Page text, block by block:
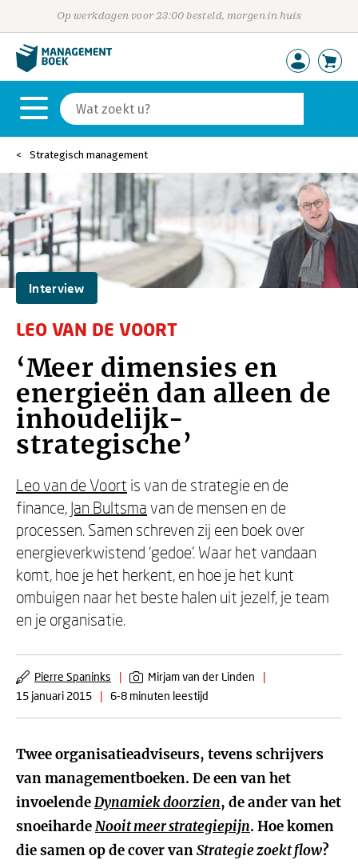
Op werkdagen voor 23:00 besteld, morgen in huis
Strategisch management
Interview
LEO VAN DE VOORT
‘Meer dimensies en
energieën dan alleen de
inhoudelijk-
strategische’
Leo van de Voort is van de strategie en de
finance, Jan Bultsma van de mensen en de
processen. Samen schreven zij een boek over
energieverkwistend ‘gedoe’. Waar het vandaan
komt, hoe je het herkent, en hoe je het kunt
ombuigen naar het beste halen uit jezelf, je team
en je organisatie.
Pierre Spaninks | Mirjam van der Linden
|
15 januari 2015
| 6-8 minuten leestijd
Twee organisatieadviseurs, tevens schrijvers
van managementboeken. De een van het
invoelendeDynamiek doorzien, de ander van het
snoeihardeNooit meer strategiepijn. Hoe komen
die samen op de cover vanStrategie zoekt flow?